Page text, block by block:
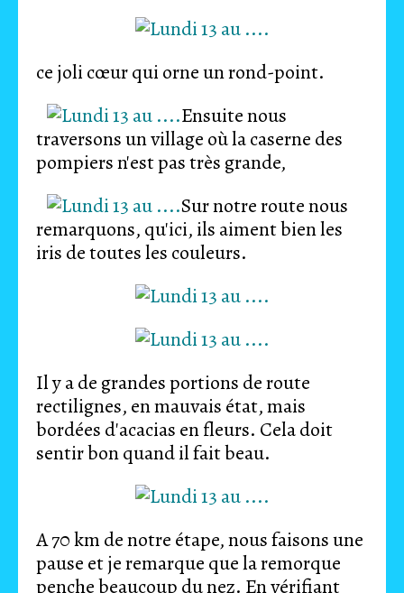
ce joli cœur qui orne un rond-point.
Ensuite nous
traversons un village où la caserne des
pompiers n'est pas très grande,
Sur notre route nous
remarquons, qu'ici, ils aiment bien les
iris de toutes les couleurs.
Il y a de grandes portions de route
rectilignes, en mauvais état, mais
bordées d'acacias en fleurs. Cela doit
sentir bon quand il fait beau.
A 70 km de notre étape, nous faisons une
pause et je remarque que la remorque
penche beaucoup du nez. En vérifiant